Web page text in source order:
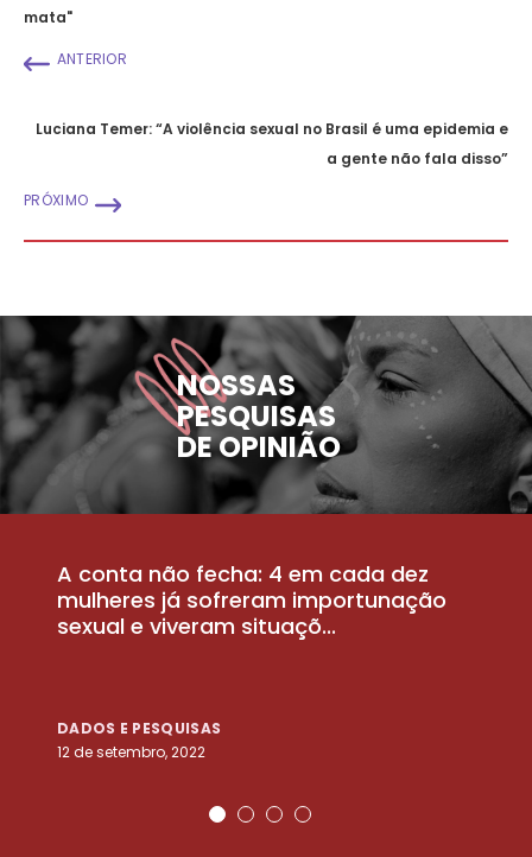
mata"
ANTERIOR
Luciana Temer: “A violência sexual no Brasil é uma epidemia e
a gente não fala disso”
PRÓXIMO
NOSSAS
PESQUISAS
DE OPINIÃO
A conta não fecha: 4 em cada dez
mulheres já sofreram importunação
sexual e viveram situaçõ...
DADOS E PESQUISAS
12 de setembro, 2022